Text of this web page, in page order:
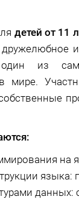
детей от 11
дружелюбное
из самых
мире.
на
языка:
данных: